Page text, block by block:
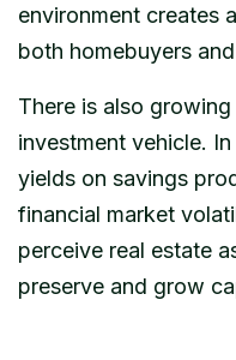
environment creates
both homebuyers
There is also
investment vehicle.
yields on savings
financial market
perceive real estate
preserve and grow